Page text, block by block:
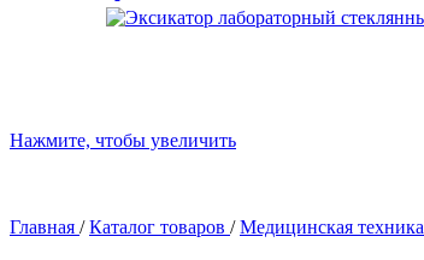
Нажмите, чтобы увеличить
Главная / Каталог товаров / Медицинская техника